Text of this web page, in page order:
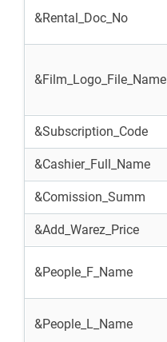
&Rental_Doc_No
&Film_Logo_File_Name
&Subscription_Code
&Cashier_Full_Name
&Comission_Summ
&Add_Warez_Price
&People_F_Name
&People_L_Name